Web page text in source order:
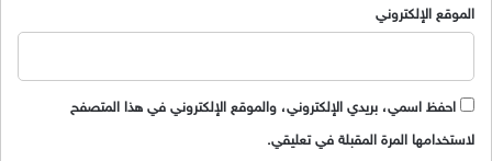
الموقع الإلكتروني
احفظ اسمي، بريدي الإلكتروني، والموقع الإلكتروني في هذا المتصفح
لاستخدامها المرة المقبلة في تعليقي.